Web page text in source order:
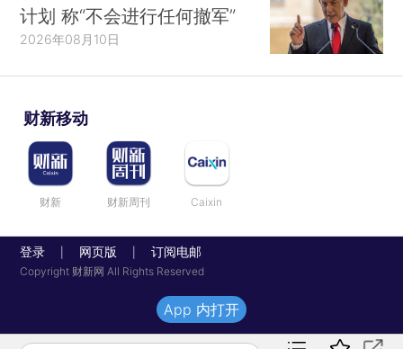
计划 称“不会进行任何撤军”
2026年08月10日
财新移动
财新 财新周刊 Caixin
登录 网页版 订阅电邮
Copyright 财新网 All Rights Reserved
App 内打开